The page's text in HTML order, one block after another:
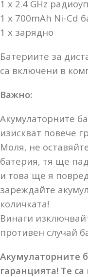
1 х 2.4 GHz
1 х 700mAh Ni-Cd
1 х зарядно
Батериите за
са включени в
Важно:
Акумулаторните
изискват повече
Моля, не
батерия, тя ще
и това ще я
зареждайте
количката!
Винаги
противен случай
Акумулаторните
гаранцията! Те